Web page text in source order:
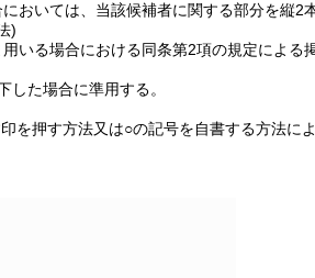
おいては、当該候補者に関する部分を縦2
)
いる場合における同条第2項の規定による
た場合に準用する。
押す方法又は○の記号を自書する方法によ